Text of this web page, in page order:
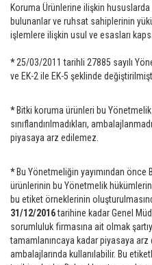
Koruma Ürünlerine ilişkin
bulunanlar ve ruhsat sahiplerinin
işlemlere ilişkin usul ve esasları
*25/03/2011 tarihli 27885 sayılı
ve EK-2 ile EK-5 şeklinde
* Bitki koruma ürünleri bu
sınıflandırılmadıkları,
piyasaya arz edilemez.
* Bu Yönetmeliğin yayımından önce
ürünlerinin bu Yönetmelik
bu etiket örneklerinin
31/12/2016tarihine kadar Genel
sorumluluk firmasına ait olmak
tamamlanıncaya kadar piyasaya
ambalajlarında kullanılabilir. Bu